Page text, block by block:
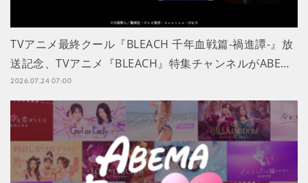
TVアニメ最終クール『BLEACH 千年血戦篇-禍進譚-』放
送記念、TVアニメ『BLEACH』特集チャンネルがABE…
2026.07.24 07:00